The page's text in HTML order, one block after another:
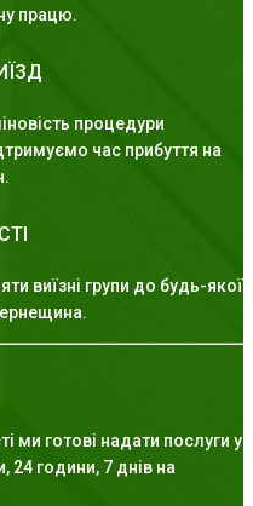
працю.
процедури
час прибуття на
виїзні групи до будь-якої
ми готові надати послуги у
24 години, 7 днів на